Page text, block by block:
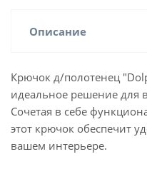
Описание
Крючок д/полотенец
идеальное решение для
Сочетая в себе
этот крючок обеспечит
вашем интерьере.